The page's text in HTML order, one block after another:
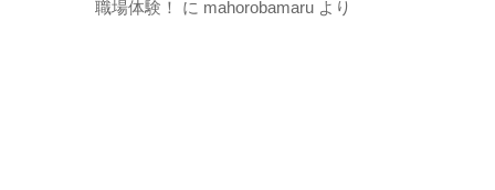
職場体験！ に mahorobamaruより